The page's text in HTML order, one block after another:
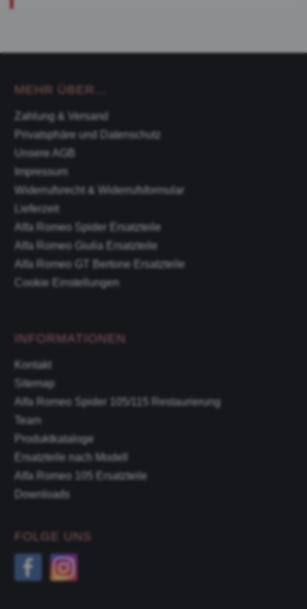
MEHR ÜBER...
Zahlung & Versand
Privatsphäre und Datenschutz
Unsere AGB
Impressum
Widerrufsrecht & Widerrufsformular
Lieferzeit
Alfa Romeo Spider Ersatzteile
Alfa Romeo Giulia Ersatzteile
Alfa Romeo GT Bertone Ersatzteile
Cookie Einstellungen
INFORMATIONEN
Kontakt
Sitemap
Alfa Romeo Spider 105/115 Restaurierung
Team
Produktkataloge
Ersatzteile nach Modell
Alfa Romeo 105 Ersatzteile
Downloads
FOLGE UNS